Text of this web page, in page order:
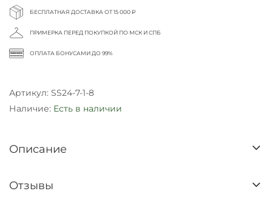
БЕСПЛАТНАЯ ДОСТАВКА ОТ 15 000 ₽
ПРИМЕРКА ПЕРЕД ПОКУПКОЙ ПО МСК И СПБ
ОПЛАТА БОНУСАМИ ДО 99%
Артикул: SS24-7-1-8
Наличие: Есть в наличии
Описание
Отзывы